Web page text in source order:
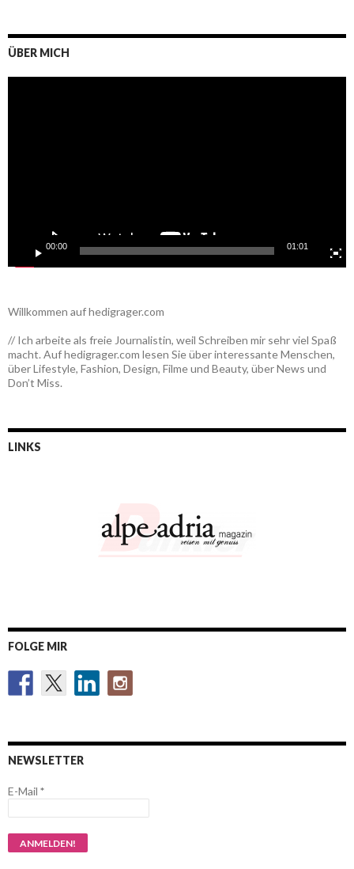
ÜBER MICH
00:00 01:01
Willkommen auf hedigrager.com
// Ich arbeite als freie Journalistin, weil Schreiben mir sehr viel Spaß
macht. Auf hedigrager.com lesen Sie über interessante Menschen,
über Lifestyle, Fashion, Design, Filme und Beauty, über News und
Don’t Miss.
LINKS
FOLGE MIR
NEWSLETTER
E-Mail *